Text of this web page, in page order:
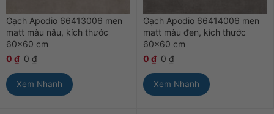
Gạch Apodio 66413006 men
matt màu nâu, kích thước
60×60 cm
0 ₫ 0₫
Xem Nhanh
Gạch Apodio 66414006 men
matt màu đen, kích thước
60×60 cm
0 ₫ 0₫
Xem Nhanh